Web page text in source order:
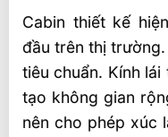
Cabin thiết kế
đầu trên thị
tiêu chuẩn. Kính
tạo không gian
nên cho phép xúc